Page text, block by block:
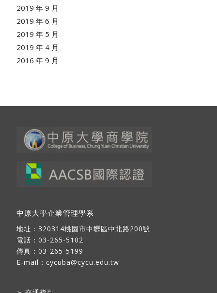
2019 年 9 月
2019 年 6 月
2019 年 5 月
2019 年 4 月
2016 年 9 月
中原大學企業管理學系
地址： 320314桃園市中壢區中北路200號
電話：03-265-5102
傳真：03-265-5199
E-mail： cycuba@cycu.edu.tw